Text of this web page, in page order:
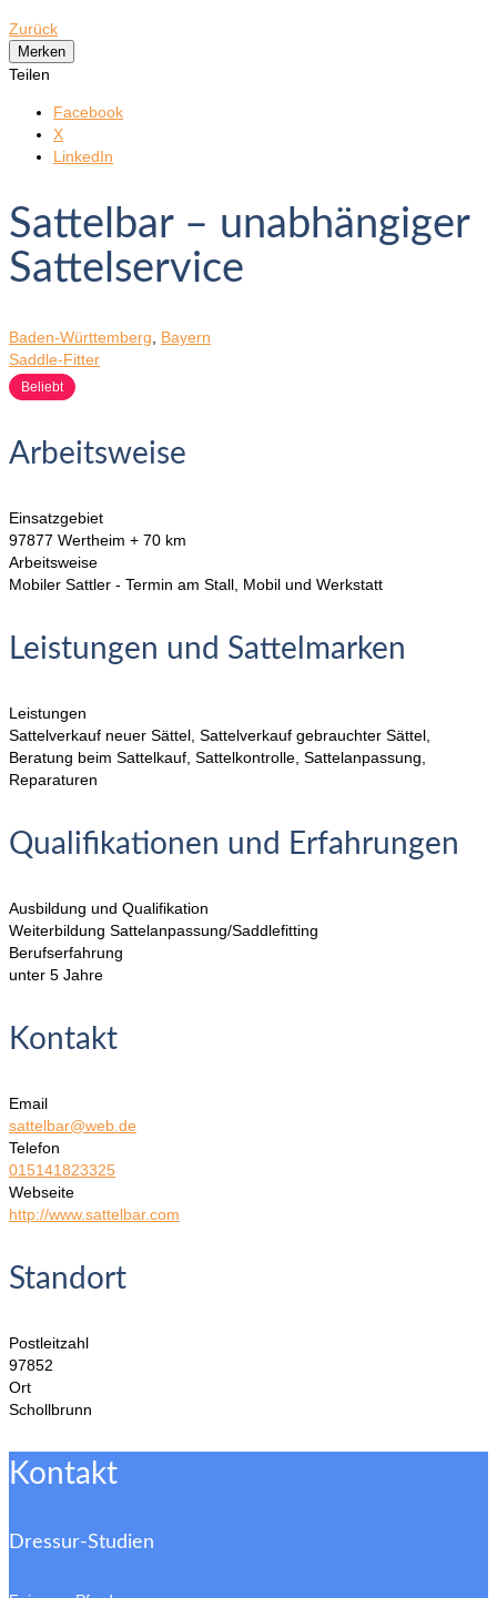
Zurück
Merken
Teilen
Facebook
X
LinkedIn
Sattelbar – unabhängiger
Sattelservice
Baden-Württemberg
Bayern
Saddle-Fitter
Beliebt
Arbeitsweise
Einsatzgebiet
97877 Wertheim + 70 km
Arbeitsweise
Mobiler Sattler - Termin am Stall, Mobil und Werkstatt
Leistungen und Sattelmarken
Leistungen
Sattelverkauf neuer Sättel, Sattelverkauf gebrauchter Sättel,
Beratung beim Sattelkauf, Sattelkontrolle, Sattelanpassung,
Reparaturen
Qualifikationen und Erfahrungen
Ausbildung und Qualifikation
Weiterbildung Sattelanpassung/Saddlefitting
Berufserfahrung
unter 5 Jahre
Kontakt
Email
sattelbar@web.de
Telefon
015141823325
Webseite
http://www.sattelbar.com
Standort
Postleitzahl
97852
Ort
Schollbrunn
Kontakt
Dressur-Studien